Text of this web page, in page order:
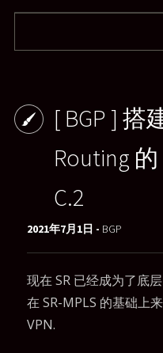
[ BGP ] 搭
Routing 的
C.2
2021年7月1日 - BGP
现在 SR 已经成为了底
在 SR-MPLS 的基础上
VPN.